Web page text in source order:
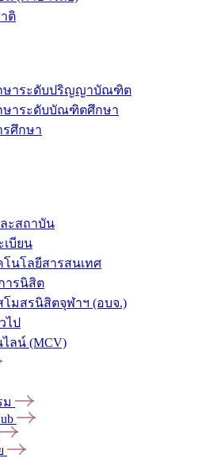
ติ
ษาระดับปริญญาบัณฑิต
ษาระดับบัณฑิตศึกษา
รศึกษา
ะสถาบัน
เบียน
นโลยีสารสนเทศ
ารนิสิต
โมสรนิสิตจุฬาฯ (อบจ.)
ไป
ลน์ (MCV)
ม